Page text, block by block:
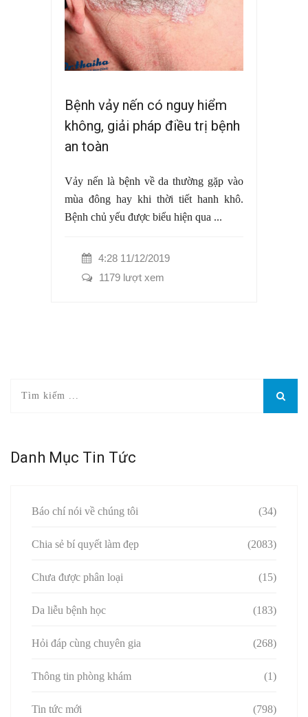
Bệnh vảy nến có nguy hiểm
không, giải pháp điều trị bệnh
an toàn
Vảy nến là bệnh về da thường gặp vào
mùa đông hay khi thời tiết hanh khô.
Bệnh chủ yếu được biểu hiện qua ...
4:28 11/12/2019
1179 lượt xem
Danh Mục Tin Tức
Báo chí nói về chúng tôi (34)
Chia sẻ bí quyết làm đẹp (2083)
Chưa được phân loại (15)
Da liễu bệnh học (183)
Hỏi đáp cùng chuyên gia (268)
Thông tin phòng khám (1)
Tin tức mới (798)